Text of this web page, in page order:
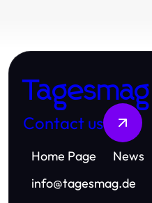
Tagesmag
Contact us
Home Page News
info@tagesmag.de